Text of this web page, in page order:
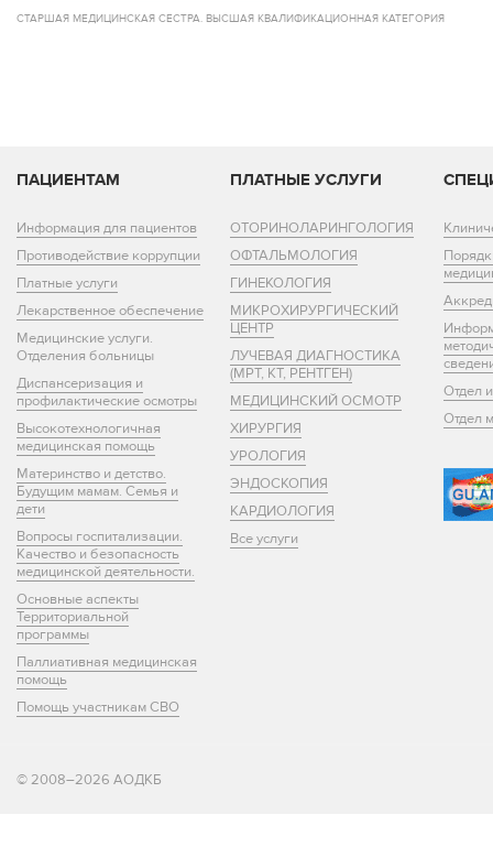
СТАРШАЯ МЕДИЦИНСКАЯ СЕСТРА. ВЫСШАЯ КВАЛИФИКАЦИОННАЯ КАТЕГОРИЯ
ПАЦИЕНТАМ
Информация для пациентов
Противодействие коррупции
Платные услуги
Лекарственное обеспечение
Медицинские услуги.
Отделения больницы
Диспансеризация и
профилактические осмотры
Высокотехнологичная
медицинская помощь
Материнство и детство.
Будущим мамам. Семья и
дети
Вопросы госпитализации.
Качество и безопасность
медицинской деятельности.
Основные аспекты
Территориальной
программы
Паллиативная медицинская
помощь
Помощь участникам СВО
ПЛАТНЫЕ УСЛУГИ
ОТОРИНОЛАРИНГОЛОГИЯ
ОФТАЛЬМОЛОГИЯ
ГИНЕКОЛОГИЯ
МИКРОХИРУРГИЧЕСКИЙ
ЦЕНТР
ЛУЧЕВАЯ ДИАГНОСТИКА
(МРТ, КТ, РЕНТГЕН)
МЕДИЦИНСКИЙ ОСМОТР
ХИРУРГИЯ
УРОЛОГИЯ
ЭНДОСКОПИЯ
КАРДИОЛОГИЯ
Все услуги
Отдел
Отдел
© 2008–2026 АОДКБ